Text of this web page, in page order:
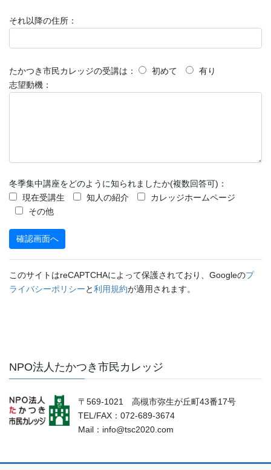
それ以降の住所：
たかつき市民カレッジの受講は： 初めて
有り
志望動機：
冬季集中講座をどのように知られましたか(複数回答可)：
現在受講生
知人の紹介
カレッジホームページ
その他
このサイトはreCAPTCHAによって保護されており、Googleのプ
ライバシーポリシーと利用規約が適用されます。
NPO法人たかつき市民カレッジ
〒569-1021 高槻市弥生が丘町43番17号
TEL/FAX：072-689-3674
Mail：info@tsc2020.com